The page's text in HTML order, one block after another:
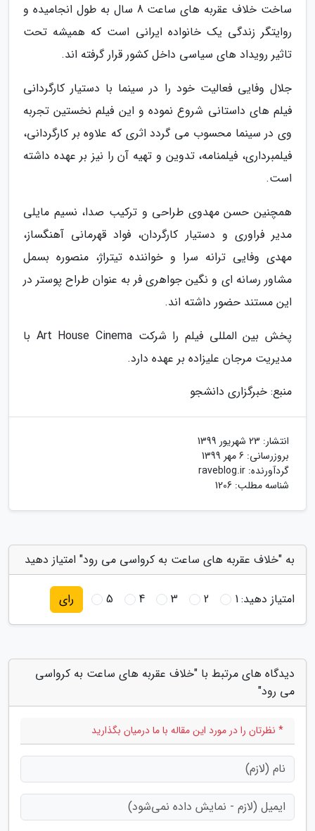
ساخت خلاف عقربه های ساعت 8 سال به طول انجامیده و
روایتگر زندگی یک خانواده ایرانی است که همیشه تحت
تاثیر رویداد های سیاسی داخل کشور قرار گرفته اند.
جلال وفایی فعالیت خود را در سینما با دستیار کارگردانی
فیلم های داستانی شروع نموده و این فیلم نخستین تجربه
وی در سینما محسوب می گردد اثری که علاوه بر کارگردانی،
فیلمبرداری، فیلمنامه، تدوین و تهیه آن را نیز بر عهده داشته
است.
همچنین حسن مهدوی طراحی و ترکیب صدا، نسیم مایلی
مدیر فراوری و دستیار کارگردان، فواد قهرمانی آهنگساز،
مهدی وفایی ترانه سرا و خواننده تیتراژ، منصوره بسمل
مشاور رسانه ای و نگین جواهری فر به عنوان طراح پوستر در
این مستند حضور داشته اند.
پخش بین المللی فیلم را شرکت Art House Cinema با
مدیریت مرجان علیزاده بر عهده دارد.
منبع: خبرگزاری دانشجو
انتشار: 23 شهریور 1399
بروزرسانی: 6 مهر 1399
گردآورنده: raveblog.ir
شناسه مطلب: 1206
به "خلاف عقربه های ساعت به کرواسی می رود" امتیاز دهید
امتیاز دهید:1
2
3
4
5 رای
دیدگاه های مرتبط با "خلاف عقربه های ساعت به کرواسی
می رود"
* نظرتان را در مورد این مقاله با ما درمیان بگذارید